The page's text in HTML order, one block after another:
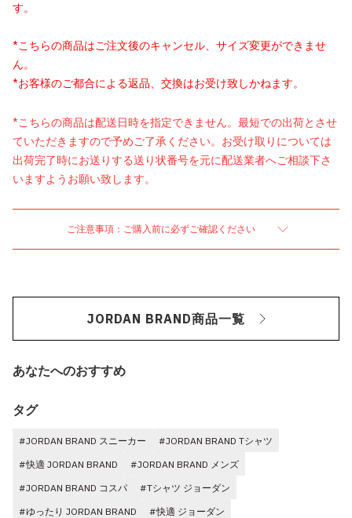
す。
*こちらの商品はご注文後のキャンセル、サイズ変更ができませ
ん。
*お客様のご都合による返品、交換はお受け致しかねます。
*こちらの商品は配送日時を指定できません。最短での出荷とさせ
ていただきますので予めご了承ください。お受け取りについては
出荷完了時にお送りする送り状番号を元に配送業者へご相談下さ
いますようお願い致します。
ご注意事項：ご購入前に必ずご確認ください
JORDAN BRAND商品一覧
あなたへのおすすめ
タグ
#JORDAN BRAND スニーカー
#JORDAN BRAND Tシャツ
#快適 JORDAN BRAND
#JORDAN BRAND メンズ
#JORDAN BRAND コスパ
#Tシャツ ジョーダン
#ゆったり JORDAN BRAND
#快適 ジョーダン